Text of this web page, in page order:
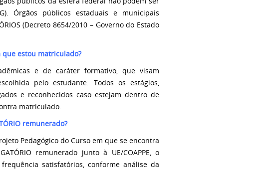
Órgãos públicos estaduais e municipais
(Decreto 8654/2010 – Governo do Estado
que estou matriculado?
e de caráter formativo, que visam
pelo estudante. Todos os estágios,
e reconhecidos caso estejam dentro de
matriculado.
remunerado?
Pedagógico do Curso em que se encontra
remunerado junto à UE/COAPPE, o
satisfatórios, conforme análise da